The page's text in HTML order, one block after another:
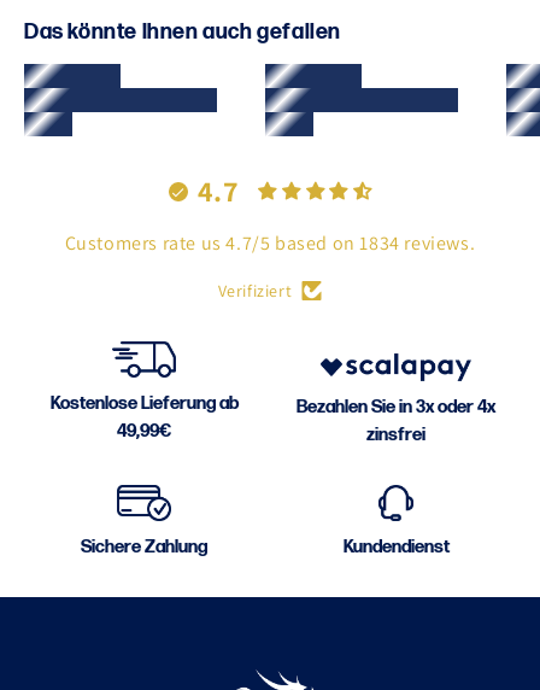
Das könnte Ihnen auch gefallen
4.7
Customers rate us 4.7/5 based on 1834 reviews.
Verifiziert
Kostenlose Lieferung ab
49,99€
Bezahlen Sie in 3x oder 4x
zinsfrei
Sichere Zahlung Kundendienst